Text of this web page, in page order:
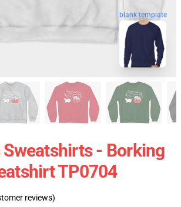
blank template
Sweatshirts - Borking
TP0704
reviews)